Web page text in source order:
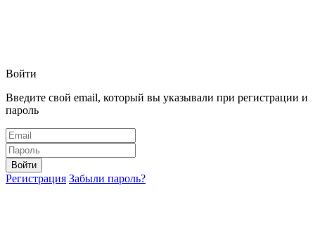
Войти
Введите свой email, который вы указывали при регистрации и
пароль
Войти
Регистрация Забыли пароль?